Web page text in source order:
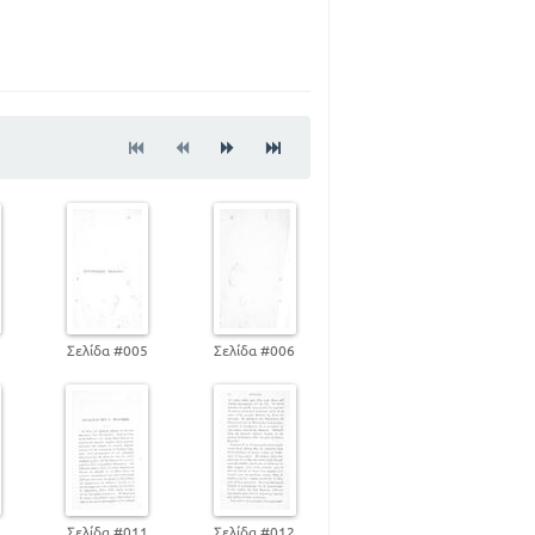
374
440
126
171
227
289
300
330
Σελίδα #005 Σελίδα #006